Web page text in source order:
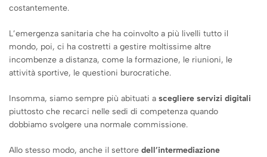
costantemente.
L’emergenza sanitaria che ha coinvolto a più livelli tutto il
mondo, poi, ci ha costretti a gestire moltissime altre
incombenze a distanza, come la formazione, le riunioni, le
attività sportive, le questioni burocratiche.
Insomma, siamo sempre più abituati a scegliere servizi digitali
piuttosto che recarci nelle sedi di competenza quando
dobbiamo svolgere una normale commissione.
Allo stesso modo, anche il settore dell’intermediazione